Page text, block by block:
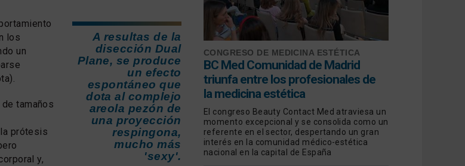
CONGRESO DE MEDICINA ESTÉTICA
BC Med Comunidad de Madrid
triunfa entre los profesionales de
la medicina estética
El congreso Beauty Contact Med atraviesa un
momento excepcional y se consolida como un
referente en el sector, despertando un gran
interés en la comunidad médico-estética
nacional en la capital de España
A resultas de la
disección Dual
Plane, se produce
un efecto
espontáneo que
dota al complejo
areola pezón de
una proyección
respingona,
mucho más
'sexy'.
los
un
tamaños
prótesis
y,